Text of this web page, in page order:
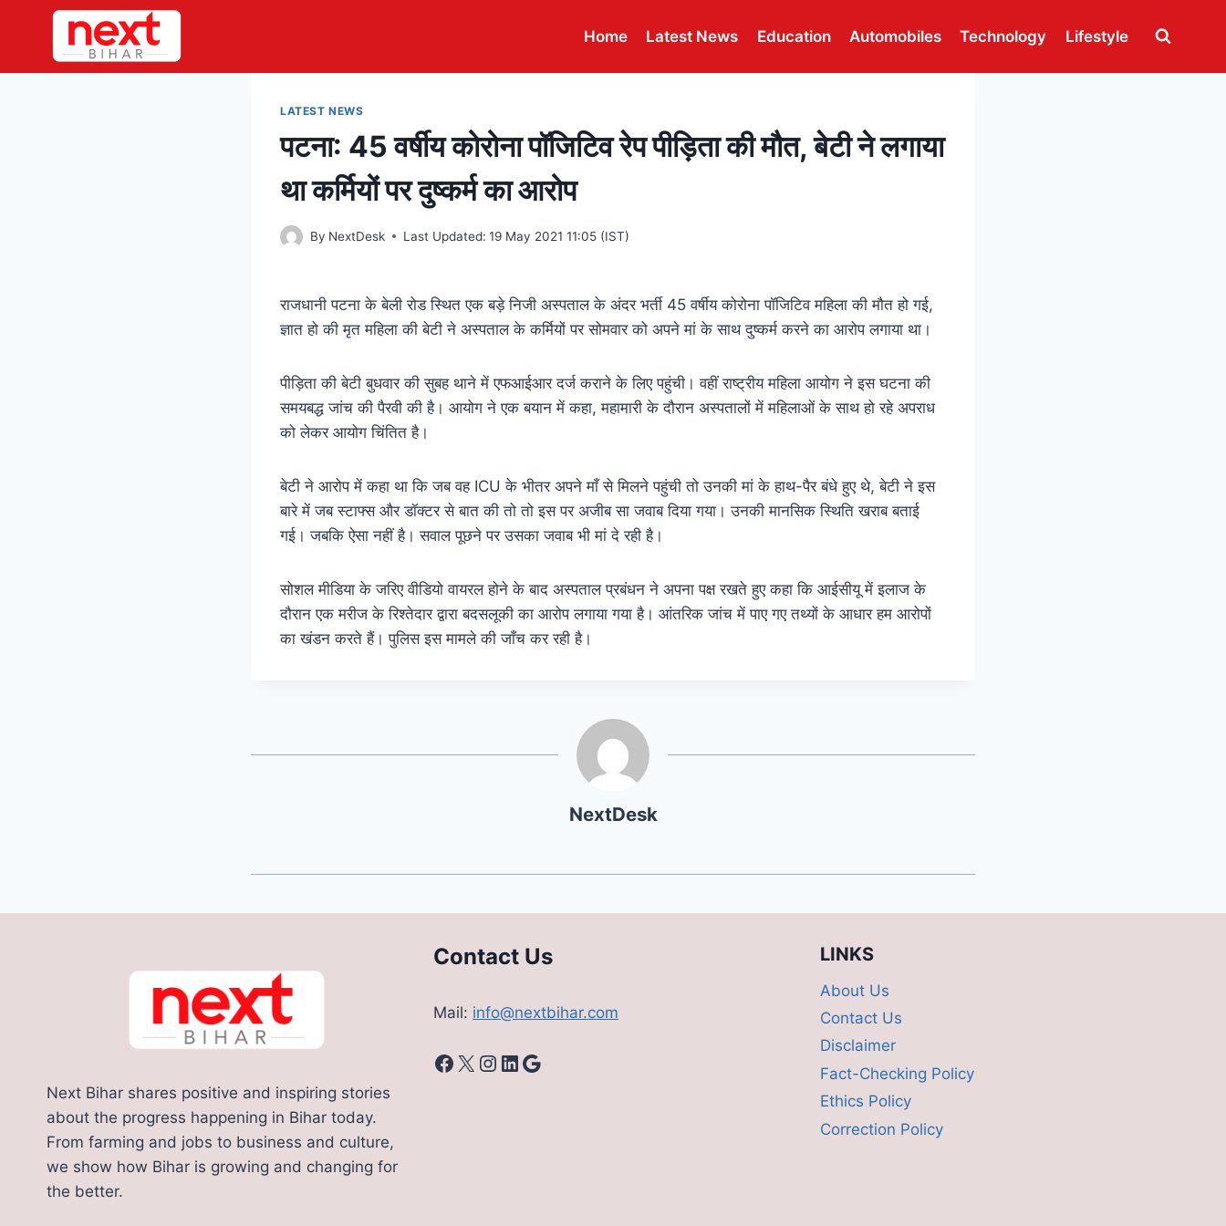
content
Home Latest News Education Automobiles Technology Lifestyle
LATEST NEWS
पटना: 45 वर्षीय कोरोना पॉजिटिव रेप पीड़िता की मौत, बेटी ने लगाया
था कर्मियों पर दुष्कर्म का आरोप
By NextDesk Last Updated: 19 May 2021 11:05 (IST)
राजधानी पटना के बेली रोड स्थित एक बड़े निजी अस्पताल के अंदर भर्ती 45 वर्षीय कोरोना पॉजिटिव महिला की मौत हो गई,
ज्ञात हो की मृत महिला की बेटी ने अस्पताल के कर्मियों पर सोमवार को अपने मां के साथ दुष्कर्म करने का आरोप लगाया था।
पीड़िता की बेटी बुधवार की सुबह थाने में एफआईआर दर्ज कराने के लिए पहुंची। वहीं राष्ट्रीय महिला आयोग ने इस घटना की
समयबद्ध जांच की पैरवी की है। आयोग ने एक बयान में कहा, महामारी के दौरान अस्पतालों में महिलाओं के साथ हो रहे अपराध
को लेकर आयोग चिंतित है।
बेटी ने आरोप में कहा था किजब वह ICU के भीतर अपने माँ से मिलने पहुंची तो उनकी मां के हाथ-पैर बंधे हुए थे, बेटी ने इस
बारे में जब स्टाफ्स और डॉक्टर से बात की तो तो इस पर अजीब सा जवाब दिया गया। उनकी मानसिक स्थिति खराब बताई
गई। जबकि ऐसा नहीं है। सवाल पूछने पर उसका जवाब भी मां दे रही है।
सोशल मीडिया के जरिए वीडियो वायरल होने के बाद अस्पताल प्रबंधन ने अपना पक्ष रखते हुए कहा कि आईसीयू में इलाज के
दौरान एक मरीज के रिश्तेदार द्वारा बदसलूकी का आरोप लगाया गया है। आंतरिक जांच में पाए गए तथ्यों के आधार हम आरोपों
का खंडन करते हैं। पुलिस इस मामले की जाँच कर रही है।
NextDesk
Next Bihar shares positive and inspiring stories
about the progress happening in Bihar today.
From farming and jobs to business and culture,
we show how Bihar is growing and changing for
the better.
Contact Us
Mail: info@nextbihar.com
Facebook
X Instagram
LinkedIn
Google
LINKS
About Us
Contact Us
Disclaimer
Fact-Checking Policy
Ethics Policy
Correction Policy